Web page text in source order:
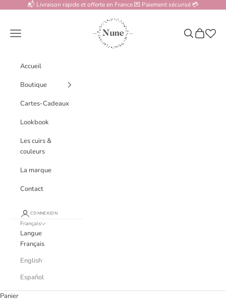
Passer au contenu📬 Livraison rapide et offerte en France 💌 Paiement sécurisé 💳
www.nune.fr
Menu
Recherche
Panier
Accueil
Boutique
Cartes-Cadeaux
Lookbook
Les cuirs &
couleurs
La marque
Contact
CONNEXION
Français
Langue
Français
English
Español
Panier